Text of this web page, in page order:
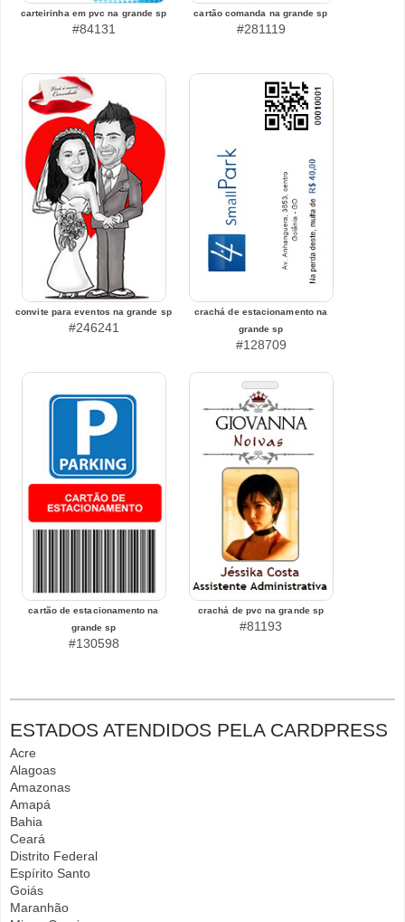
carteirinha em pvc na grande sp
#84131
cartão comanda na grande sp
#281119
convite para eventos na grande sp
#246241
crachá de estacionamento na
grande sp
#128709
cartão de estacionamento na
grande sp
#130598
crachá de pvc na grande sp
#81193
ESTADOS ATENDIDOS PELA CARDPRESS
Acre
Alagoas
Amazonas
Amapá
Bahia
Ceará
Distrito Federal
Espírito Santo
Goiás
Maranhão